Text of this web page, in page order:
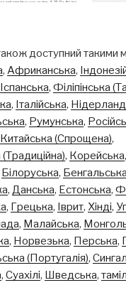
доступний такими
Африканська
Іспанська Філіпінська
Італійська
Румунська
Китайська (Спрощена)
Корейська
Білоруська Бенгальська
Данська Естонська
Грецька Іврит Хінді
Малайська
Норвезька Перська
(Португалія)
Суахілі Шведська